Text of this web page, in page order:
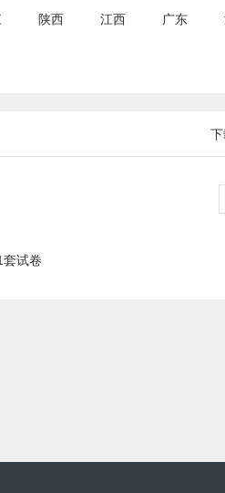
陕西 江西 广东
试卷